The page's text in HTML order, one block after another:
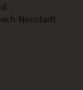
Neustadt